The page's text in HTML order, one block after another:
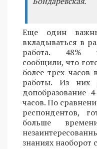
Еще один
вкладываться в
работа. 48%
сообщили, что
более трех
работы. Из них
допобразование
часов. По
респондентов,
больше
знаниях наоборот